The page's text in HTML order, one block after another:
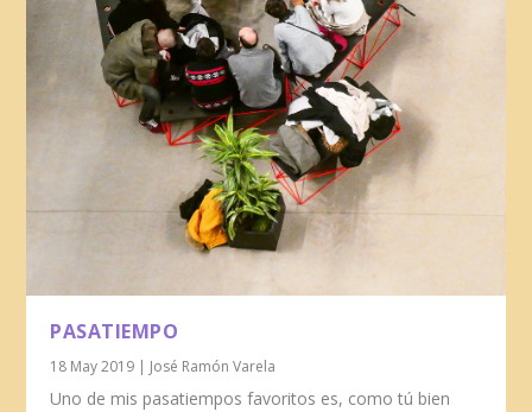
PASATIEMPO
18 May 2019 | José Ramón Varela
Uno de mis pasatiempos favoritos es, como tú bien